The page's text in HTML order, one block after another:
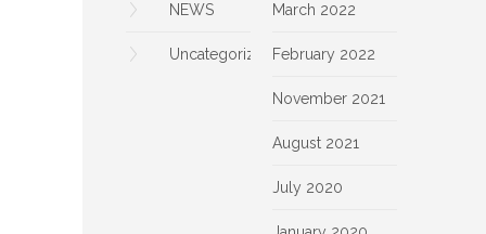
NEWS
Uncategorized
March 2022
February 2022
November 2021
August 2021
July 2020